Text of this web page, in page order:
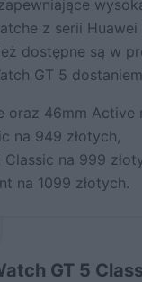
z serii Huawei
dostępne są w
GT 5
oraz 46mm Active
na 949 złotych,
na 999
na 1099 złotych.
GT 5